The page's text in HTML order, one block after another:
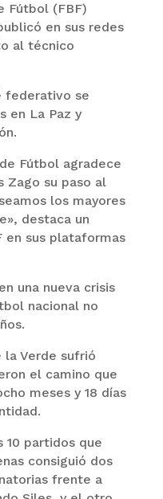
Fútbol (FBF)
en sus redes
al técnico
federativo se
en La Paz y
Fútbol agradece
Zago su paso al
los mayores
destaca un
en sus plataformas
una nueva crisis
nacional no
la Verde sufrió
el camino que
meses y 18 días
10 partidos que
consiguió dos
frente a